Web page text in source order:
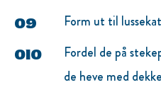
Form ut til
Fordel de på
de heve med